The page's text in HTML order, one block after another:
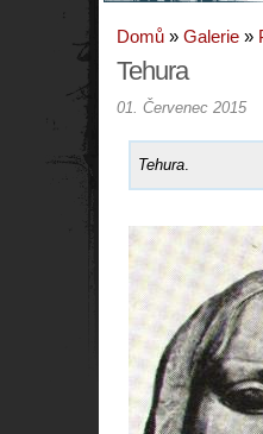
Domů » Galerie »
Tehura
01. Červenec 2015
Tehura